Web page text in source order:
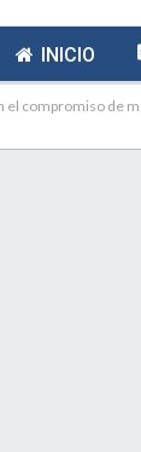
INICIO
el compromiso de